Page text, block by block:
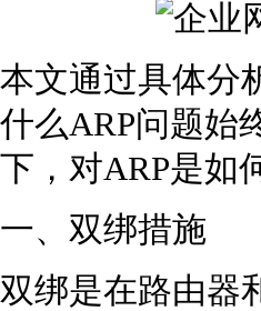
本文通过具体分
什么ARP问题始
下，对ARP是如
一、双绑措施
双绑是在路由器